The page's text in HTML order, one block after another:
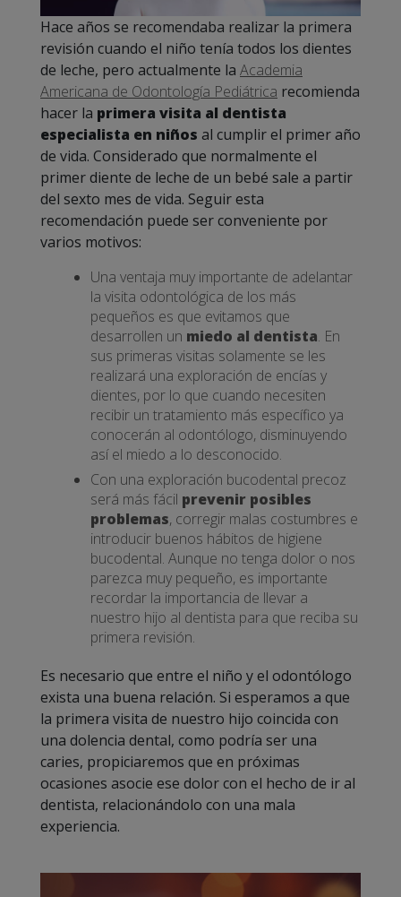
Hace años se recomendaba realizar la primera
revisión cuando el niño tenía todos los dientes
de leche, pero actualmente la Academia
Americana de Odontología Pediátrica recomienda
hacer la primera visita al dentista
especialista en niños al cumplir el primer año
de vida. Considerado que normalmente el
primer diente de leche de un bebé sale a partir
del sexto mes de vida. Seguir esta
recomendación puede ser conveniente por
varios motivos:
Una ventaja muy importante de adelantar
la visita odontológica de los más
pequeños es que evitamos que
desarrollen un miedo al dentista. En
sus primeras visitas solamente se les
realizará una exploración de encías y
dientes, por lo que cuando necesiten
recibir un tratamiento más específico ya
conocerán al odontólogo, disminuyendo
así el miedo a lo desconocido.
Con una exploración bucodental precoz
será más fácil prevenir posibles
problemas, corregir malas costumbres e
introducir buenos hábitos de higiene
bucodental. Aunque no tenga dolor o nos
parezca muy pequeño, es importante
recordar la importancia de llevar a
nuestro hijo al dentista para que reciba su
primera revisión.
Es necesario que entre el niño y el odontólogo
exista una buena relación. Si esperamos a que
la primera visita de nuestro hijo coincida con
una dolencia dental, como podría ser una
caries, propiciaremos que en próximas
ocasiones asocie ese dolor con el hecho de ir al
dentista, relacionándolo con una mala
experiencia.